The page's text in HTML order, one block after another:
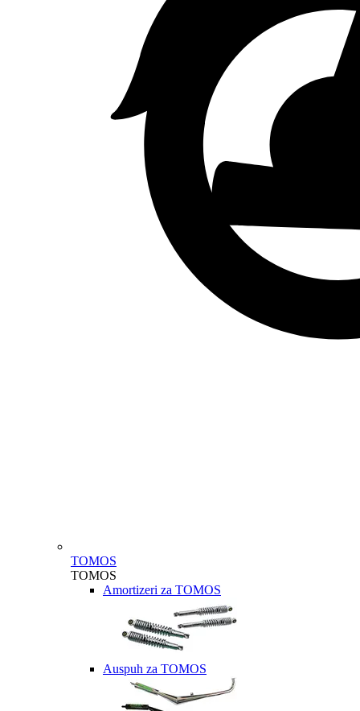
TOMOS
TOMOS
Amortizeri za TOMOS
Auspuh za TOMOS